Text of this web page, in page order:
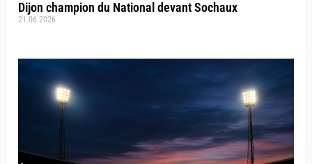
Dijon champion du National devant Sochaux
21.06.2026